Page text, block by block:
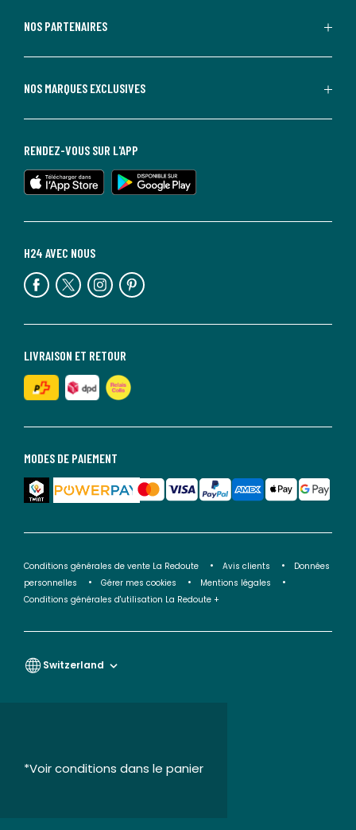
NOS PARTENAIRES
NOS MARQUES EXCLUSIVES
MODES DE PAIEMENT
LIVRAISON ET RETOUR
H24 AVEC NOUS
RENDEZ-VOUS SUR L'APP
Conditions générales de vente La Redoute Avis clients
Données
personnelles
Gérer mes cookies
Mentions légales
Conditions générales d'utilisation La Redoute +
Switzerland
*Voir conditions dans le panier